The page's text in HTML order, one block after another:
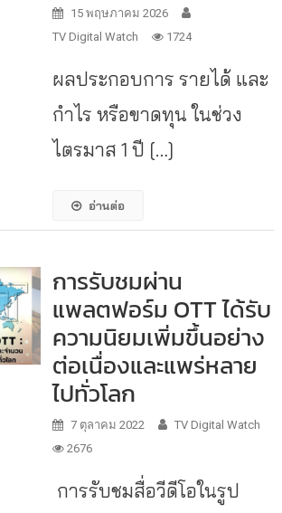
15 พฤษภาคม 2026
TV Digital Watch
1724
ผลประกอบการ รายได้ และ
กำไร หรือขาดทุน ในช่วง
ไตรมาส 1 ปี […]
อ่านต่อ
การรับชมผ่าน
แพลตฟอร์ม OTT ได้รับ
ความนิยมเพิ่มขึ้นอย่าง
ต่อเนื่องและแพร่หลาย
ไปทั่วโลก
7 ตุลาคม 2022
TV Digital Watch
2676
การรับชมสื่อวีดีโอในรูป